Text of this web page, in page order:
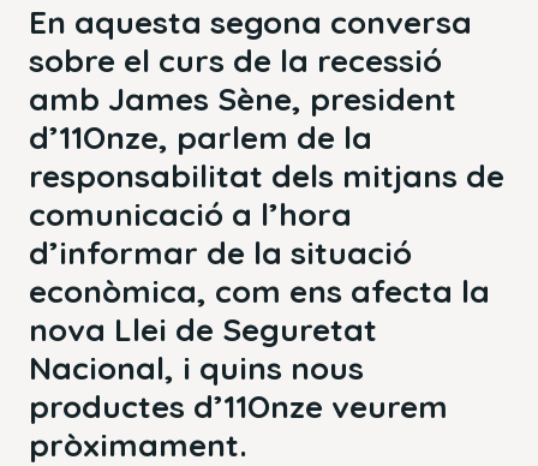
En aquesta segona conversa
sobre el curs de la recessió
amb James Sène, president
d’11Onze, parlem de la
responsabilitat dels mitjans de
comunicació a l’hora
d’informar de la situació
econòmica, com ens afecta la
nova Llei de Seguretat
Nacional, i quins nous
productes d’11Onze veurem
pròximament.